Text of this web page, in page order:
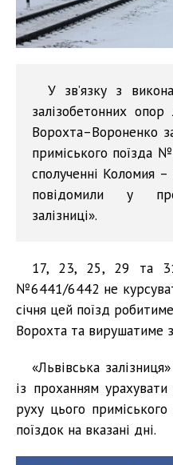
У зв’язку з
залізобетонних
Ворохта–Вороненко
приміського поїзда
сполученні Коломия
повідомили у
залізниці».
17, 23, 25, 29 та
№6441/6442 не
січня цей поїзд
Ворохта та вирушатиме
«Львівська
із проханням
руху цього
поїздок на вказані дні.